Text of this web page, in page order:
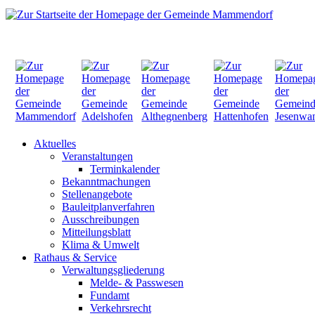
Aktuelles
Veranstaltungen
Terminkalender
Bekanntmachungen
Stellenangebote
Bauleitplanverfahren
Ausschreibungen
Mitteilungsblatt
Klima & Umwelt
Rathaus & Service
Verwaltungsgliederung
Melde- & Passwesen
Fundamt
Verkehrsrecht